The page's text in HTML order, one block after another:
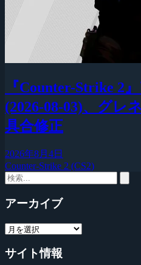
『Counter-Strike 2
(2026-08-03)、グレ
具合修正
2026年8月4日
Counter-Strike 2 (CS2)
アーカイブ
サイト情報